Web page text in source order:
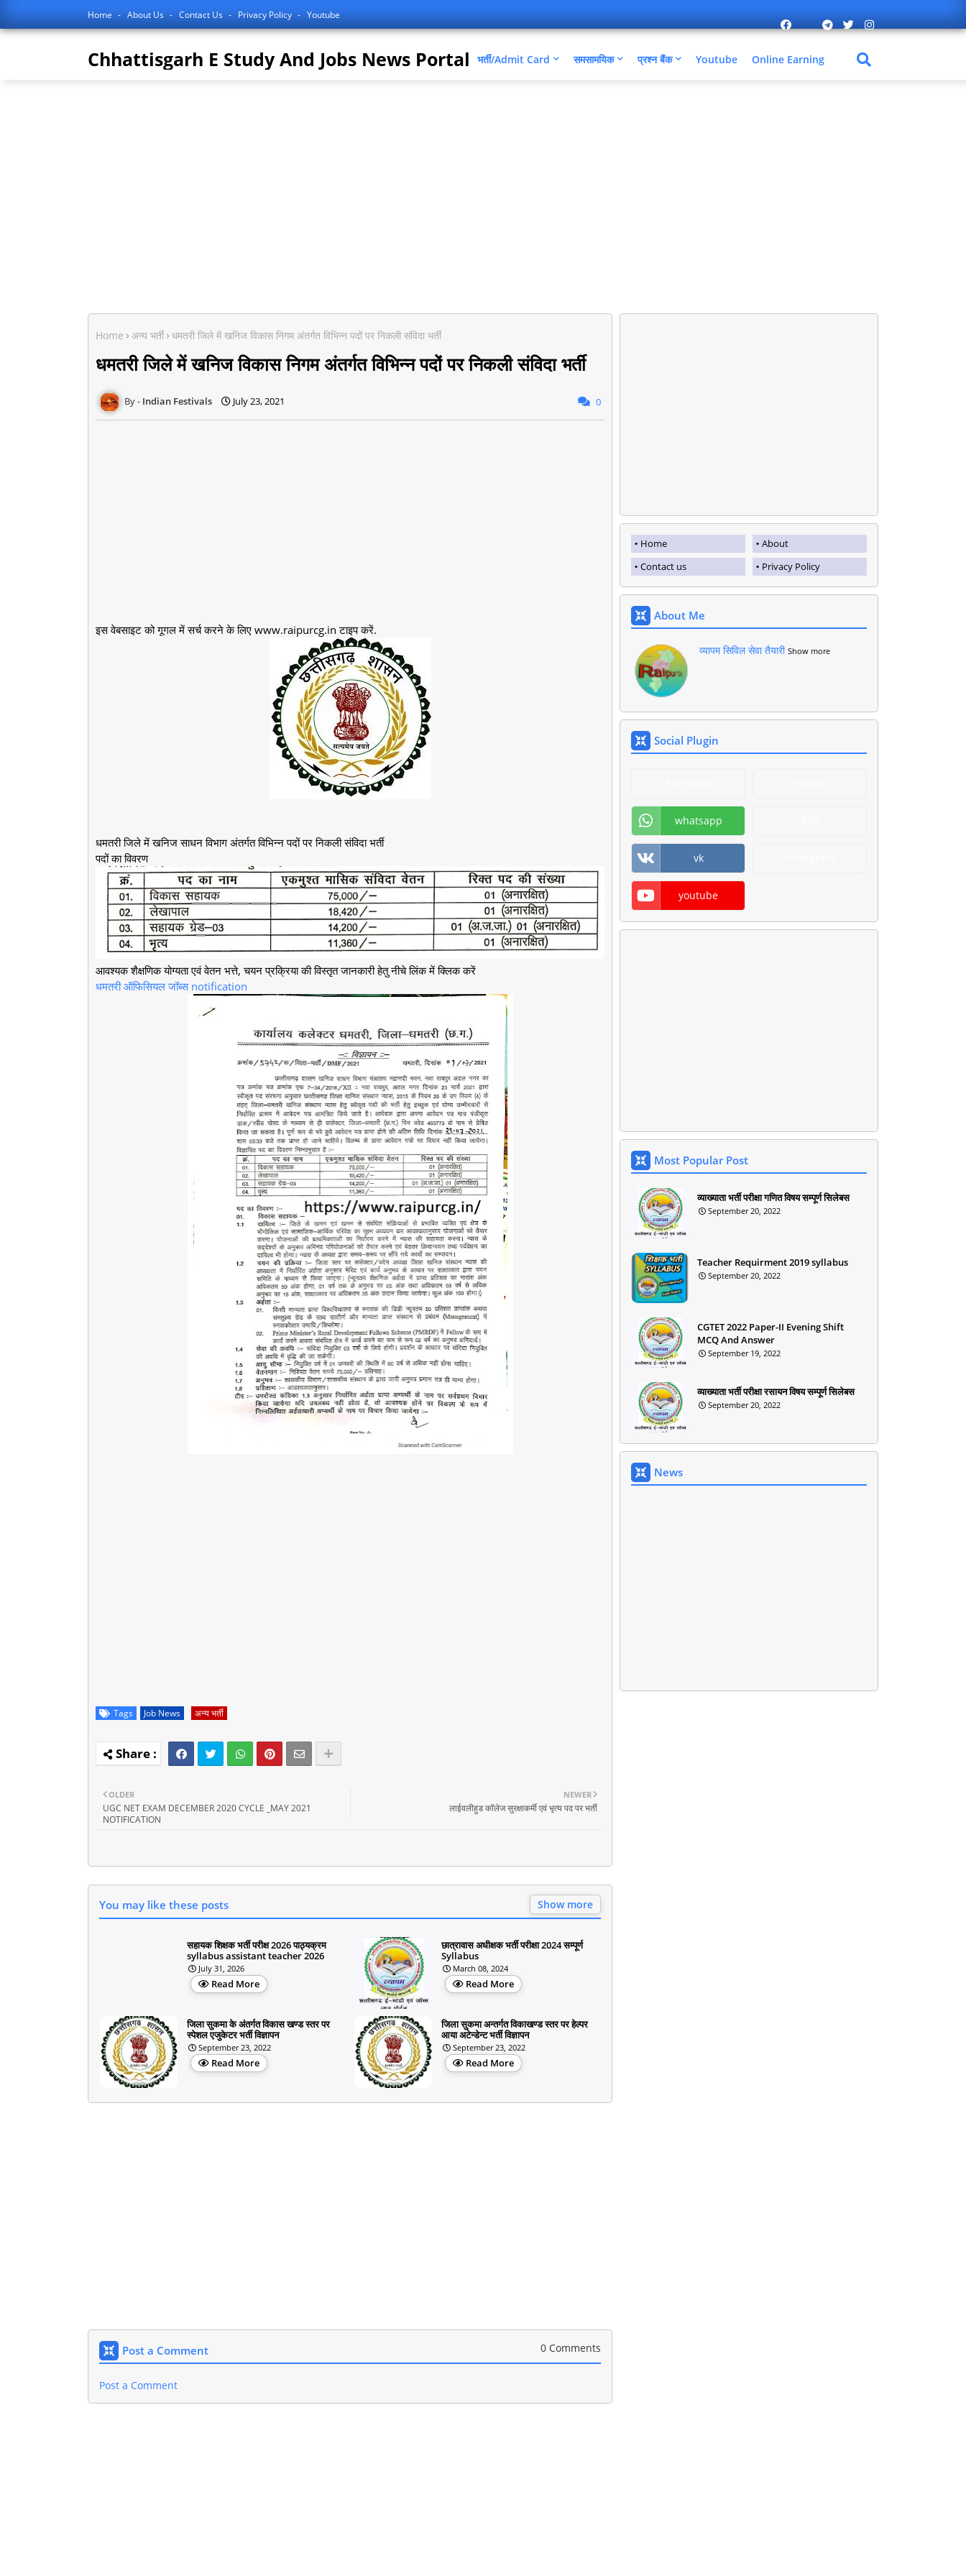
Home About Us Contact Us Privacy Policy Youtube
Chhattisgarh E Study And Jobs News Portal भर्ती/Admit Card समसामयिक प्रश्न बैंक Youtube Online Earning
Home अन्य भर्ती धमतरी जिले में खनिज विकास निगम अंतर्गत विभिन्न पदों पर निकली संविदा भर्ती
धमतरी जिले में खनिज विकास निगम अंतर्गत विभिन्न पदों पर निकली संविदा भर्ती
Indian Festivals July 23, 2021 0
इस वेबसाइट को गूगल में सर्च करने के लिए www.raipurcg.in टाइप करें.
धमतरी जिले में खनिज साधन विभाग अंतर्गत विभिन्न पदों पर निकली संविदा भर्ती
पदों का विवरण
आवश्यक शैक्षणिक योग्यता एवं वेतन भत्ते, चयन प्रक्रिया की विस्तृत जानकारी हेतु नीचे लिंक में क्लिक करें
धमतरी ऑफिसियल जॉब्स notification
Tags Job News अन्य भर्ती
NEWER
लाईवलीहुड कॉलेज सुरक्षाकर्मी एवं भृत्य पद पर भर्ती
OLDER
UGC NET EXAM DECEMBER 2020 CYCLE _MAY 2021
NOTIFICATION
You may like these posts Show more
सहायक शिक्षक भर्ती परीक्ष 2026 पाठ्यक्रम
syllabus assistant teacher 2026
July 31, 2026
Read More
छात्रावास अधीक्षक भर्ती परीक्षा 2024 सम्पूर्ण
Syllabus
March 08, 2024
Read More
जिला सुकमा के अंतर्गत विकास खण्ड स्तर पर
स्पेशल एजुकेटर भर्ती विज्ञापन
September 23, 2022
Read More
जिला सुकमा अन्तर्गत विकाखण्ड स्तर पर हेल्पर
आया अटेन्डेन्ट भर्ती विज्ञापन
September 23, 2022
Read More
Post a Comment 0 Comments
Post a Comment
Home
About
Contact us
Privacy Policy
About Me
व्यापम सिविल सेवा तैयारी Show more
Social Plugin
whatsapp
vk
youtube
Most Popular Post
व्याख्याता भर्ती परीक्षा गणित विषय सम्पूर्ण सिलेबस
September 20, 2022
Teacher Requirment 2019 syllabus
September 20, 2022
CGTET 2022 Paper-II Evening Shift
MCQ And Answer
September 19, 2022
व्याख्याता भर्ती परीक्षा रसायन विषय सम्पूर्ण सिलेबस
September 20, 2022
News